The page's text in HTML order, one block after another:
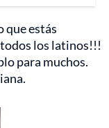
que estás
los latinos!!!
para muchos.